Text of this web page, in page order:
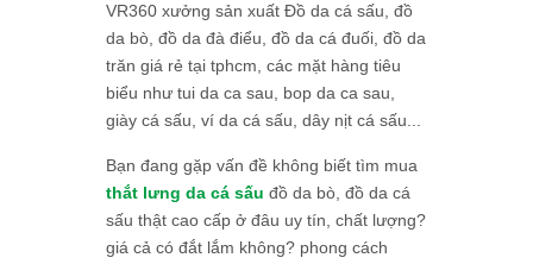
VR360 xưởng sản xuất Đồ da cá sấu, đồ
da bò, đồ da đà điểu, đồ da cá đuối, đồ da
trăn giá rẻ tại tphcm, các mặt hàng tiêu
biểu như tui da ca sau, bop da ca sau,
giày cá sấu, ví da cá sấu, dây nịt cá sấu...
Bạn đang gặp vấn đề không biết tìm mua
thắt lưng da cá sấu đồ da bò, đồ da cá
sấu thật cao cấp ở đâu uy tín, chất lượng?
giá cả có đắt lắm không? phong cách